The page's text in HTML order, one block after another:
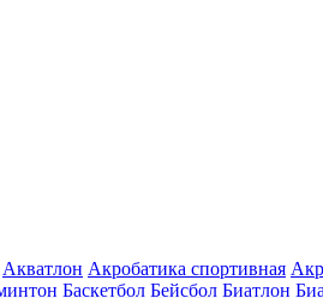
Акватлон Акробатика спортивная
Баскетбол Бейсбол Биатлон